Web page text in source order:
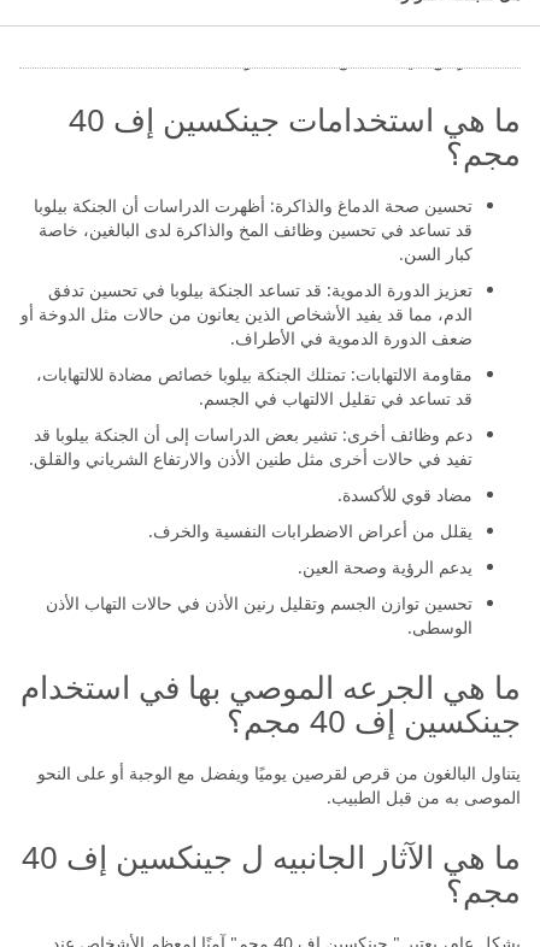
التصنيف الدوائي:مكمل غذائي.
ما هي استخدامات جينكسين إف 40
مجم؟
تحسين صحة الدماغ والذاكرة: أظهرت الدراسات أن الجنكة بيلوبا
قد تساعد في تحسين وظائف المخ والذاكرة لدى البالغين، خاصة
كبار السن.
تعزيز الدورة الدموية: قد تساعد الجنكة بيلوبا في تحسين تدفق
الدم، مما قد يفيد الأشخاص الذين يعانون من حالات مثل الدوخة أو
ضعف الدورة الدموية في الأطراف.
مقاومة الالتهابات: تمتلك الجنكة بيلوبا خصائص مضادة للالتهابات،
قد تساعد في تقليل الالتهاب في الجسم.
دعم وظائف أخرى: تشير بعض الدراسات إلى أن الجنكة بيلوبا قد
تفيد في حالات أخرى مثل طنين الأذن والارتفاع الشرياني والقلق.
مضاد قوي للأكسدة.
يقلل من أعراض الاضطرابات النفسية والخرف.
يدعم الرؤية وصحة العين.
تحسين توازن الجسم وتقليل رنين الأذن في حالات التهاب الأذن
الوسطى.
ما هي الجرعه الموصي بها في استخدام
جينكسين إف 40 مجم؟
يتناول البالغون من قرص لقرصين يوميًا ويفضل مع الوجبة أو على النحو
الموصى به من قبل الطبيب.
ما هي الآثار الجانبيه ل جينكسين إف 40
مجم؟